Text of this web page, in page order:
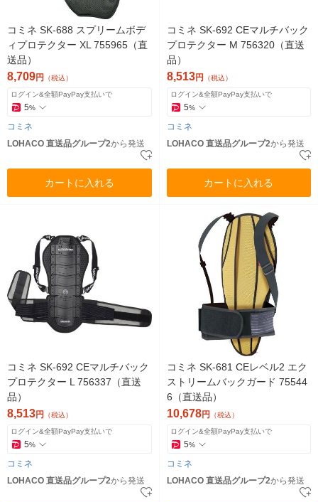
コミネ SK-688 スプリームボデ
ィプロテクター XL 755965（直
送品）
8,709円 （税込）
ログイン&全額PayPay支払いで
5%
コミネ
LOHACO 直送品グループ2から発送
カートに入れる
コミネ SK-692 CEマルチバック
プロテクター M 756320（直送
品）
8,513円 （税込）
ログイン&全額PayPay支払いで
5%
コミネ
LOHACO 直送品グループ2から発送
カートに入れる
コミネ SK-692 CEマルチバック
プロテクター L 756337（直送
品）
8,513円 （税込）
ログイン&全額PayPay支払いで
5%
コミネ
LOHACO 直送品グループ2から発送
コミネ SK-681 CEレベル2 エク
ストリームバックガード 75544
6（直送品）
10,678円 （税込）
ログイン&全額PayPay支払いで
5%
コミネ
LOHACO 直送品グループ2から発送